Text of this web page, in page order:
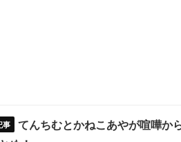
てんちむとかねこあやが喧嘩か